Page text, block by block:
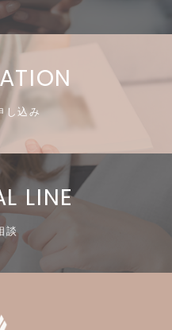
し込み
LINE
談